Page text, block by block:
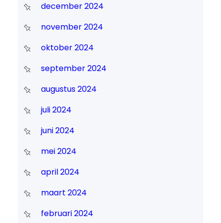
december 2024
november 2024
oktober 2024
september 2024
augustus 2024
juli 2024
juni 2024
mei 2024
april 2024
maart 2024
februari 2024